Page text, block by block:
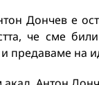
Дончев е
че сме
предаваме на